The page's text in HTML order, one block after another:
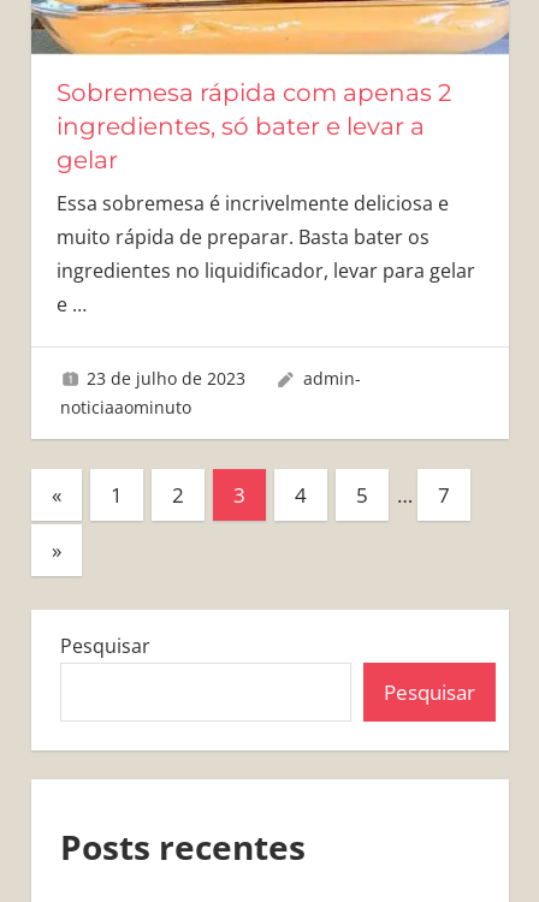
Sobremesa rápida com apenas 2
ingredientes, só bater e levar a
gelar
Essa sobremesa é incrivelmente deliciosa e
muito rápida de preparar. Basta bater os
ingredientes no liquidificador, levar para gelar
e …
23 de julho de 2023
admin-
noticiaaominuto
Paginação
de
posts
«Previous
Posts
1 2 3 4 5 …
7
Next
Posts
»
Pesquisar
Pesquisar
Posts recentes